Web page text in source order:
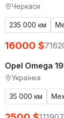
Черкаси
235 000 км
16000 $
Opel Omega
Українка
35 000 км